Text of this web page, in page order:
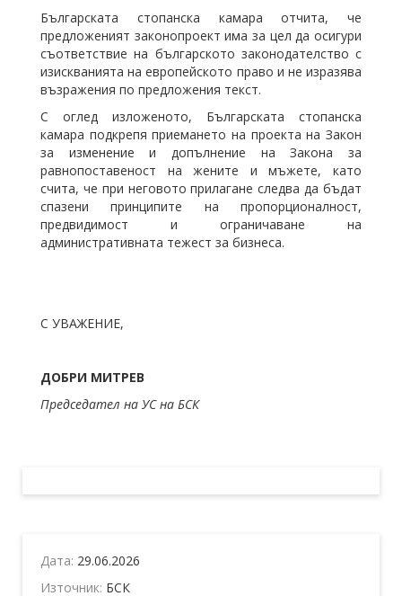
Българската стопанска камара отчита, че
предложеният законопроект има за цел да осигури
съответствие на българското законодателство с
изискванията на европейското право и не изразява
възражения по предложения текст.
С оглед изложеното, Българската стопанска
камара подкрепя приемането на проекта на Закон
за изменение и допълнение на Закона за
равнопоставеност на жените и мъжете, като
счита, че при неговото прилагане следва да бъдат
спазени принципите на пропорционалност,
предвидимост и ограничаване на
административната тежест за бизнеса.
С УВАЖЕНИЕ,
ДОБРИ МИТРЕВ
Председател на УС на БСК
Дата: 29.06.2026
Източник: БСК